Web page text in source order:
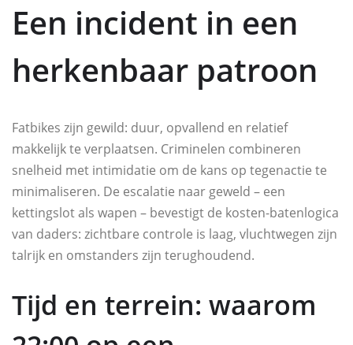
Een incident in een
herkenbaar patroon
Fatbikes zijn gewild: duur, opvallend en relatief
makkelijk te verplaatsen. Criminelen combineren
snelheid met intimidatie om de kans op tegenactie te
minimaliseren. De escalatie naar geweld – een
kettingslot als wapen – bevestigt de kosten-batenlogica
van daders: zichtbare controle is laag, vluchtwegen zijn
talrijk en omstanders zijn terughoudend.
Tijd en terrein: waarom